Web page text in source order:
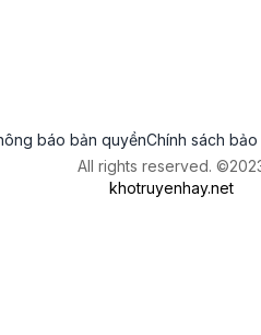
báo bản quyềnChính sách bảo
All rights reserved.
khotruyenhay.net